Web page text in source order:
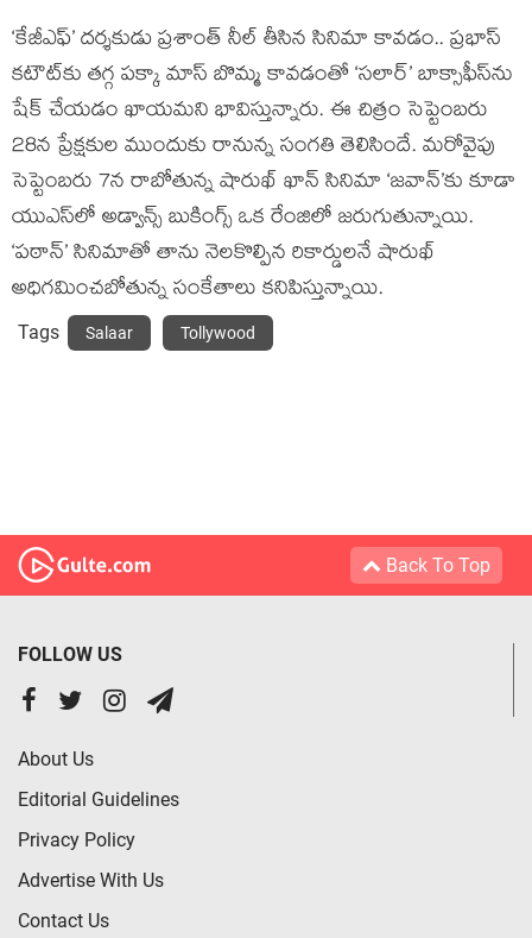
‘కేజీఎఫ్’ దర్శకుడు ప్రశాంత్ నీల్ తీసిన సినిమా కావడం.. ప్రభాస్
కటౌట్‌కు తగ్గ పక్కా మాస్ బొమ్మ కావడంతో ‘సలార్’ బాక్సాఫీస్‌ను
షేక్ చేయడం ఖాయమని భావిస్తున్నారు. ఈ చిత్రం సెప్టెంబరు
28న ప్రేక్షకుల ముందుకు రానున్న సంగతి తెలిసిందే. మరోవైపు
సెప్టెంబరు 7న రాబోతున్న షారుఖ్ ఖాన్ సినిమా ‘జవాన్’కు కూడా
యుఎస్‌లో అడ్వాన్స్ బుకింగ్స్ ఒక రేంజిలో జరుగుతున్నాయి.
‘పఠాన్’ సినిమాతో తాను నెలకొల్పిన రికార్డులనే షారుఖ్
అధిగమించబోతున్న సంకేతాలు కనిపిస్తున్నాయి.
Tags Salaar Tollywood
Back To Top
FOLLOW US
About Us
Editorial Guidelines
Privacy Policy
Advertise With Us
Contact Us